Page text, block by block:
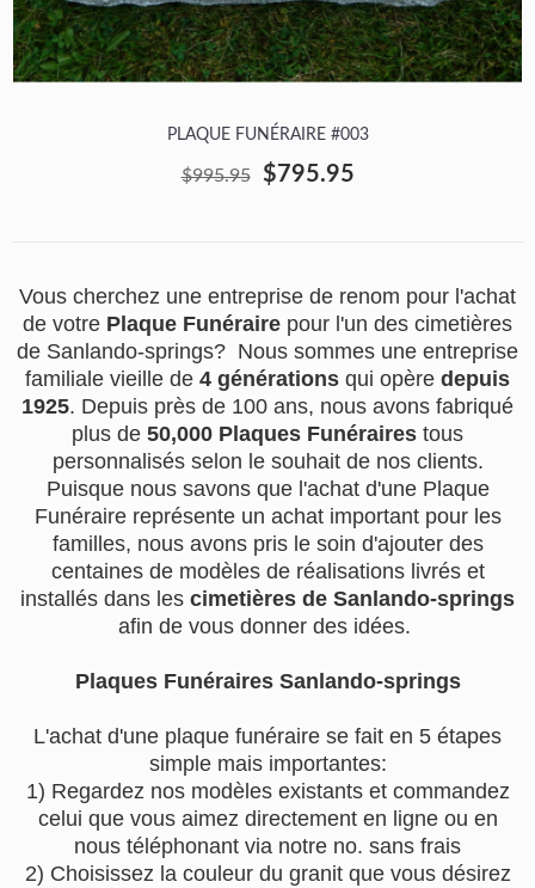
PLAQUE FUNÉRAIRE #003
$995.95 $795.95
Vous cherchez une entreprise de renom pour l'achat
de votre Plaque Funéraire pour l'un des cimetières
de Sanlando-springs? Nous sommes une entreprise
familiale vieille de 4 générations qui opère depuis
1925. Depuis près de 100 ans, nous avons fabriqué
plus de 50,000 Plaques Funéraires tous
personnalisés selon le souhait de nos clients.
Puisque nous savons que l'achat d'une Plaque
Funéraire représente un achat important pour les
familles, nous avons pris le soin d'ajouter des
centaines de modèles de réalisations livrés et
installés dans les cimetières de Sanlando-springs
afin de vous donner des idées.
Plaques Funéraires Sanlando-springs
L'achat d'une plaque funéraire se fait en 5 étapes
simple mais importantes:
1) Regardez nos modèles existants et commandez
celui que vous aimez directement en ligne ou en
nous téléphonant via notre no. sans frais
2) Choisissez la couleur du granit que vous désirez